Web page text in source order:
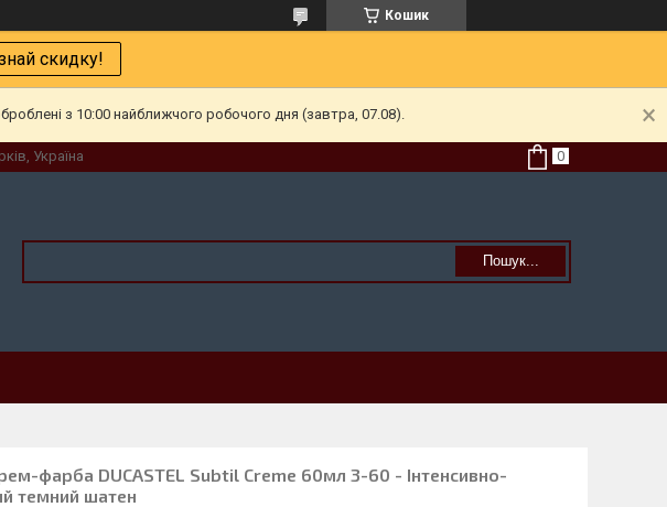
Кошик
скидку!
з 10:00 найближчого робочого дня (завтра, 07.08).
Україна
Пошук...
фарба DUCASTEL Subtil Creme 60мл 3-60 - Інтенсивно-
темний шатен